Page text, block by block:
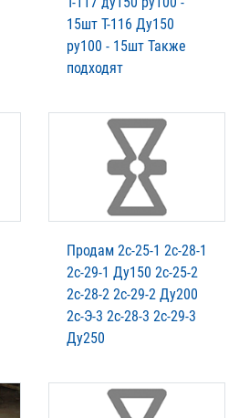
15шт Т-116 Ду150
ру100 - 15шт Также
подходят
Продам 2с-25-1 2с-28-1
2с-29-1 Ду150 2с-25-2
2с-28-2 2с-29-2 Ду200
2с-Э-3 2с-28-3 2с-29-3
Ду250